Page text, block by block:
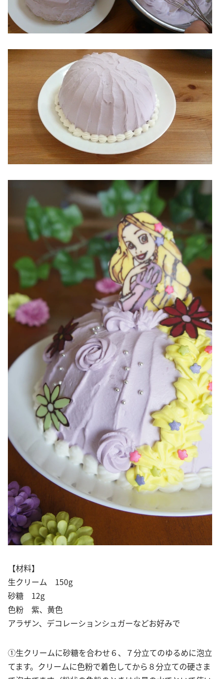
【材料】
生クリーム 150g
砂糖 12g
色粉 紫、黄色
アラザン、デコレーションシュガーなどお好みで
①生クリームに砂糖を合わせ６、７分立てのゆるめに泡立
てます。クリームに色粉で着色してから８分立ての硬さま